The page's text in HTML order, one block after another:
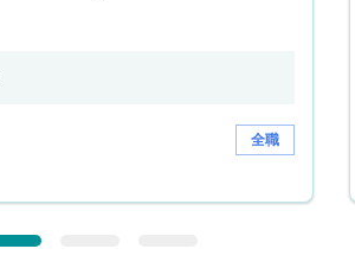
全職